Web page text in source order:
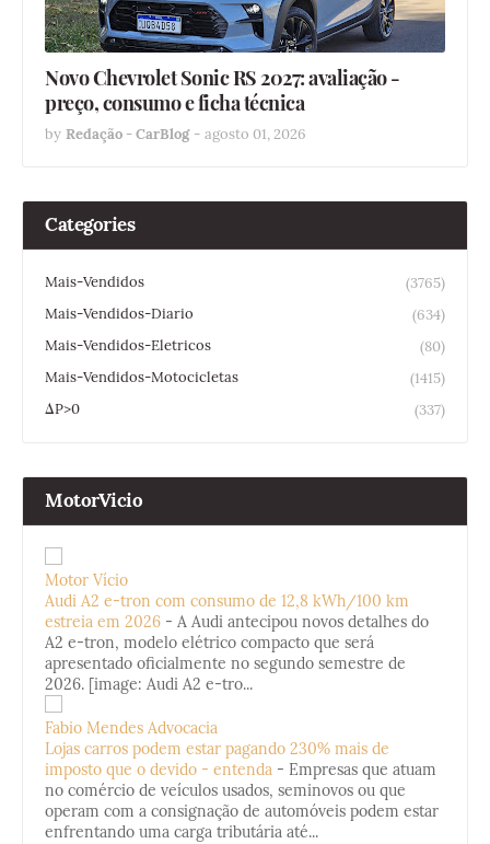
Novo Chevrolet Sonic RS 2027: avaliação -
preço, consumo e ficha técnica
by Redação - CarBlog - agosto 01, 2026
Categories
Mais-Vendidos
(3765)
Mais-Vendidos-Diario
(634)
Mais-Vendidos-Eletricos
(80)
Mais-Vendidos-Motocicletas
(1415)
ΔP>0
(337)
MotorVicio
Motor Vício
Audi A2 e-tron com consumo de 12,8 kWh/100 km
estreia em 2026 - A Audi antecipou novos detalhes do
A2 e-tron, modelo elétrico compacto que será
apresentado oficialmente no segundo semestre de
2026. [image: Audi A2 e-tro...
Fabio Mendes Advocacia
Lojas carros podem estar pagando 230% mais de
imposto que o devido - entenda - Empresas que atuam
no comércio de veículos usados, seminovos ou que
operam com a consignação de automóveis podem estar
enfrentando uma carga tributária até...